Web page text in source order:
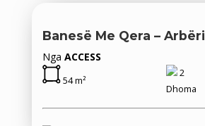
Banesë Me Qera – Arbëri
Nga ACCESS
54 m²
2
Dhoma